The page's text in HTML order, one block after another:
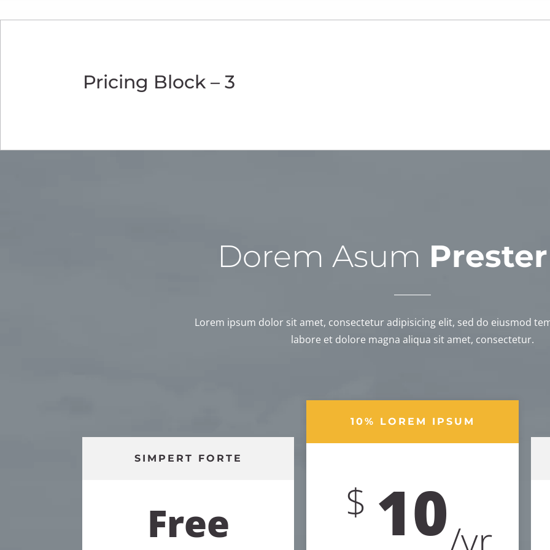
Pricing Block – 3
Dorem Asum
Lorem ipsum dolor sit amet, consectetur adipisicing elit, sed do eiusmod
labore et dolore magna aliqua sit amet, consectetur.
SIMPERT FORTE
Free
10% LOREM IPSUM
$ 10